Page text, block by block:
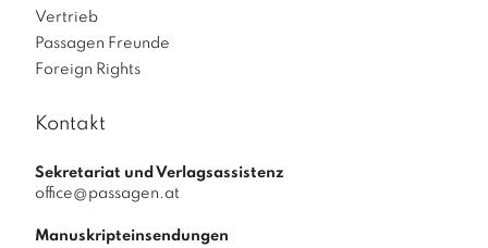
Vertrieb
Passagen Freunde
Foreign Rights
Kontakt
Sekretariat und Verlagsassistenz
office@passagen.at
Manuskripteinsendungen